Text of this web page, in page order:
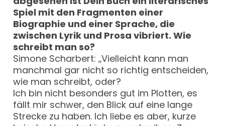
Spiel mit den Fragmenten einer
Biographie und einer Sprache, die
zwischen Lyrik und Prosa vibriert. Wie
schreibt man so?
Simone Scharbert: „Vielleicht kann man
manchmal gar nicht so richtig entscheiden,
wie man schreibt, oder?
Ich bin nicht besonders gut im Plotten, es
fällt mir schwer, den Blick auf eine lange
Strecke zu haben. Ich liebe es aber, kurze